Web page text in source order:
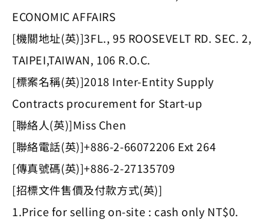
ECONOMIC AFFAIRS
[機關地址(英)]3FL., 95 ROOSEVELT RD. SEC. 2,
TAIPEI,TAIWAN, 106 R.O.C.
[標案名稱(英)]2018 Inter-Entity Supply
Contracts procurement for Start-up
[聯絡人(英)]Miss Chen
[聯絡電話(英)]+886-2-66072206 Ext 264
[傳真號碼(英)]+886-2-27135709
[招標文件售價及付款方式(英)]
1.Price for selling on-site : cash only NT$0.